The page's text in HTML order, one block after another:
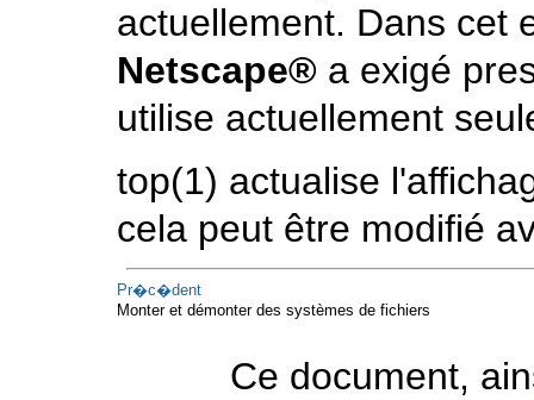
actuellement. Dans cet
Netscape® a exigé
utilise actuellement
top(1) actualise
cela peut être modifié
Pr�c�dent
Monter et démonter des systèmes de fichiers
Ce document,